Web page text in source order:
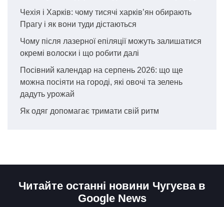
Чехія і Харків: чому тисячі харків’ян обирають
Прагу і як вони туди дістаються
Чому після лазерної епіляції можуть залишатися
окремі волоски і що робити далі
Посівний календар на серпень 2026: що ще
можна посіяти на городі, які овочі та зелень
дадуть урожай
Як одяг допомагає тримати свій ритм
Читайте останні новини Чугуєва в
Google News